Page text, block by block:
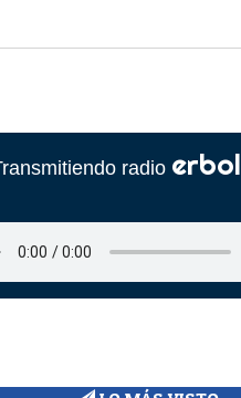
radio erbol